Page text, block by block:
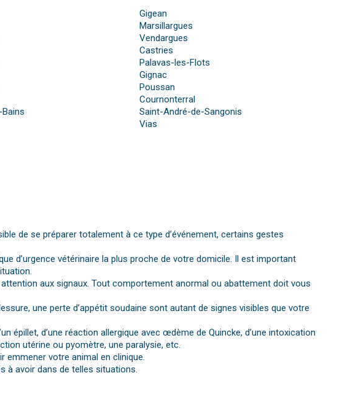
Gigean
Marsillargues
Vendargues
Castries
Palavas-les-Flots
Gignac
Poussan
Cournonterral
Saint-André-de-Sangonis
Vias
de se préparer totalement à ce type d’événement, certains gestes
d’urgence vétérinaire la plus proche de votre domicile. Il est important
aux signaux. Tout comportement anormal ou abattement doit vous
une perte d’appétit soudaine sont autant de signes visibles que votre
épillet, d’une réaction allergique avec œdème de Quincke, d’une intoxication
utérine ou pyomètre, une paralysie, etc.
emmener votre animal en clinique.
à avoir dans de telles situations.